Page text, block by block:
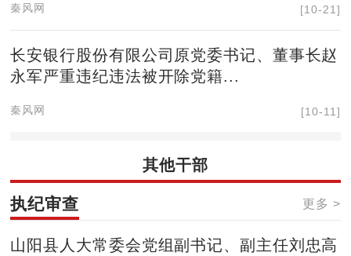
秦风网 [10-21]
长安银行股份有限公司原党委书记、董事长赵
永军严重违纪违法被开除党籍...
秦风网 [10-11]
其他干部
执纪审查 更多 >
山阳县人大常委会党组副书记、副主任刘忠高